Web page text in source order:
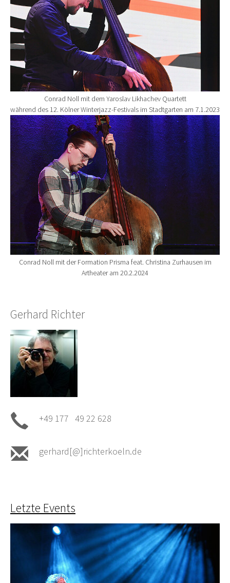
Conrad Noll mit dem Yaroslav Likhachev Quartett
während des 12. Kölner Winterjazz-Festivals im Stadtgarten am 7.1.2023
Show larger version for:
Conrad Noll mit der Formation Prisma feat. Christina Zurhausen im
Artheater am 20.2.2024
Gerhard Richter
+49 177 49 22 628
gerhard[@]richterkoeln.de
Letzte Events